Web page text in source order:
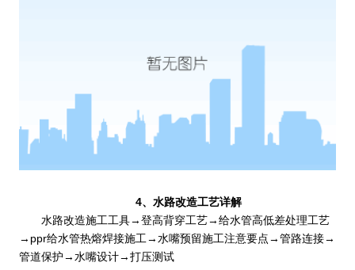
4、水路改造工艺详解
水路改造施工工具→登高背穿工艺→给水管高低差处理工艺
→ppr给水管热熔焊接施工→水嘴预留施工注意要点→管路连接→
管道保护→水嘴设计→打压测试